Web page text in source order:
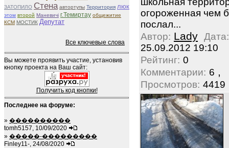
ЗАТОПИЛО Стена автортупы Территория люк
этом второй Маневичі г.Темиртау общежитие
КСМ МОСТИК Депутат
Все ключевые слова
Вы можете проявить участие, установив
кнопку проекта на Ваш сайт:
Получить код кнопки!
Последнее на форуме:
» ����������
tomh5157, 10/09/2020
» �����-���������
Finley11-, 24/08/2020
огороженная чем
послал...
Автор: Lady Дата:
25.09.2012 19:10
Рейтинг: 0
Комментарии: 6 ,
Просмотров: 4419